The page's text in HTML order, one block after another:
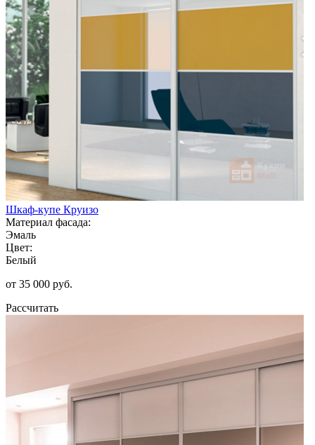
Шкаф-купе Круизо
Материал фасада:
Эмаль
Цвет:
Белый
от 35 000 руб.
Рассчитать